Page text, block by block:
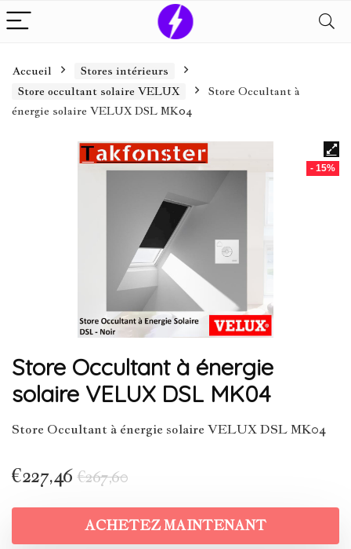
Accueil
Stores intérieurs
Store occultant solaire VELUX
Store Occultant à
énergie solaire VELUX DSL MK04
- 15%
Store Occultant à énergie
solaire VELUX DSL MK04
Store Occultant à énergie solaire VELUX DSL MK04
€267,60
€227,46
ACHETEZ MAINTENANT